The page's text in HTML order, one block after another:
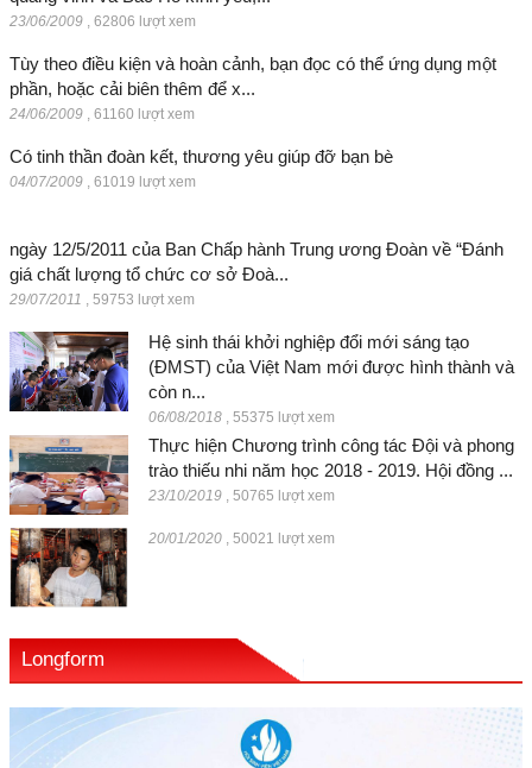
23/06/2009 62806 lượt xem
Tùy theo điều kiện và hoàn cảnh, bạn đọc có thể ứng dụng một
phần, hoặc cải biên thêm để x...
24/06/2009 61160 lượt xem
Có tinh thần đoàn kết, thương yêu giúp đỡ bạn bè
04/07/2009 61019 lượt xem
ngày 12/5/2011 của Ban Chấp hành Trung ương Đoàn về “Đánh
giá chất lượng tổ chức cơ sở Đoà...
29/07/2011 59753 lượt xem
Hệ sinh thái khởi nghiệp đổi mới sáng tạo
(ĐMST) của Việt Nam mới được hình thành và
còn n...
06/08/2018 55375 lượt xem
Thực hiện Chương trình công tác Đội và phong
trào thiếu nhi năm học 2018 - 2019. Hội đồng ...
23/10/2019 50765 lượt xem
20/01/2020 50021 lượt xem
Longform